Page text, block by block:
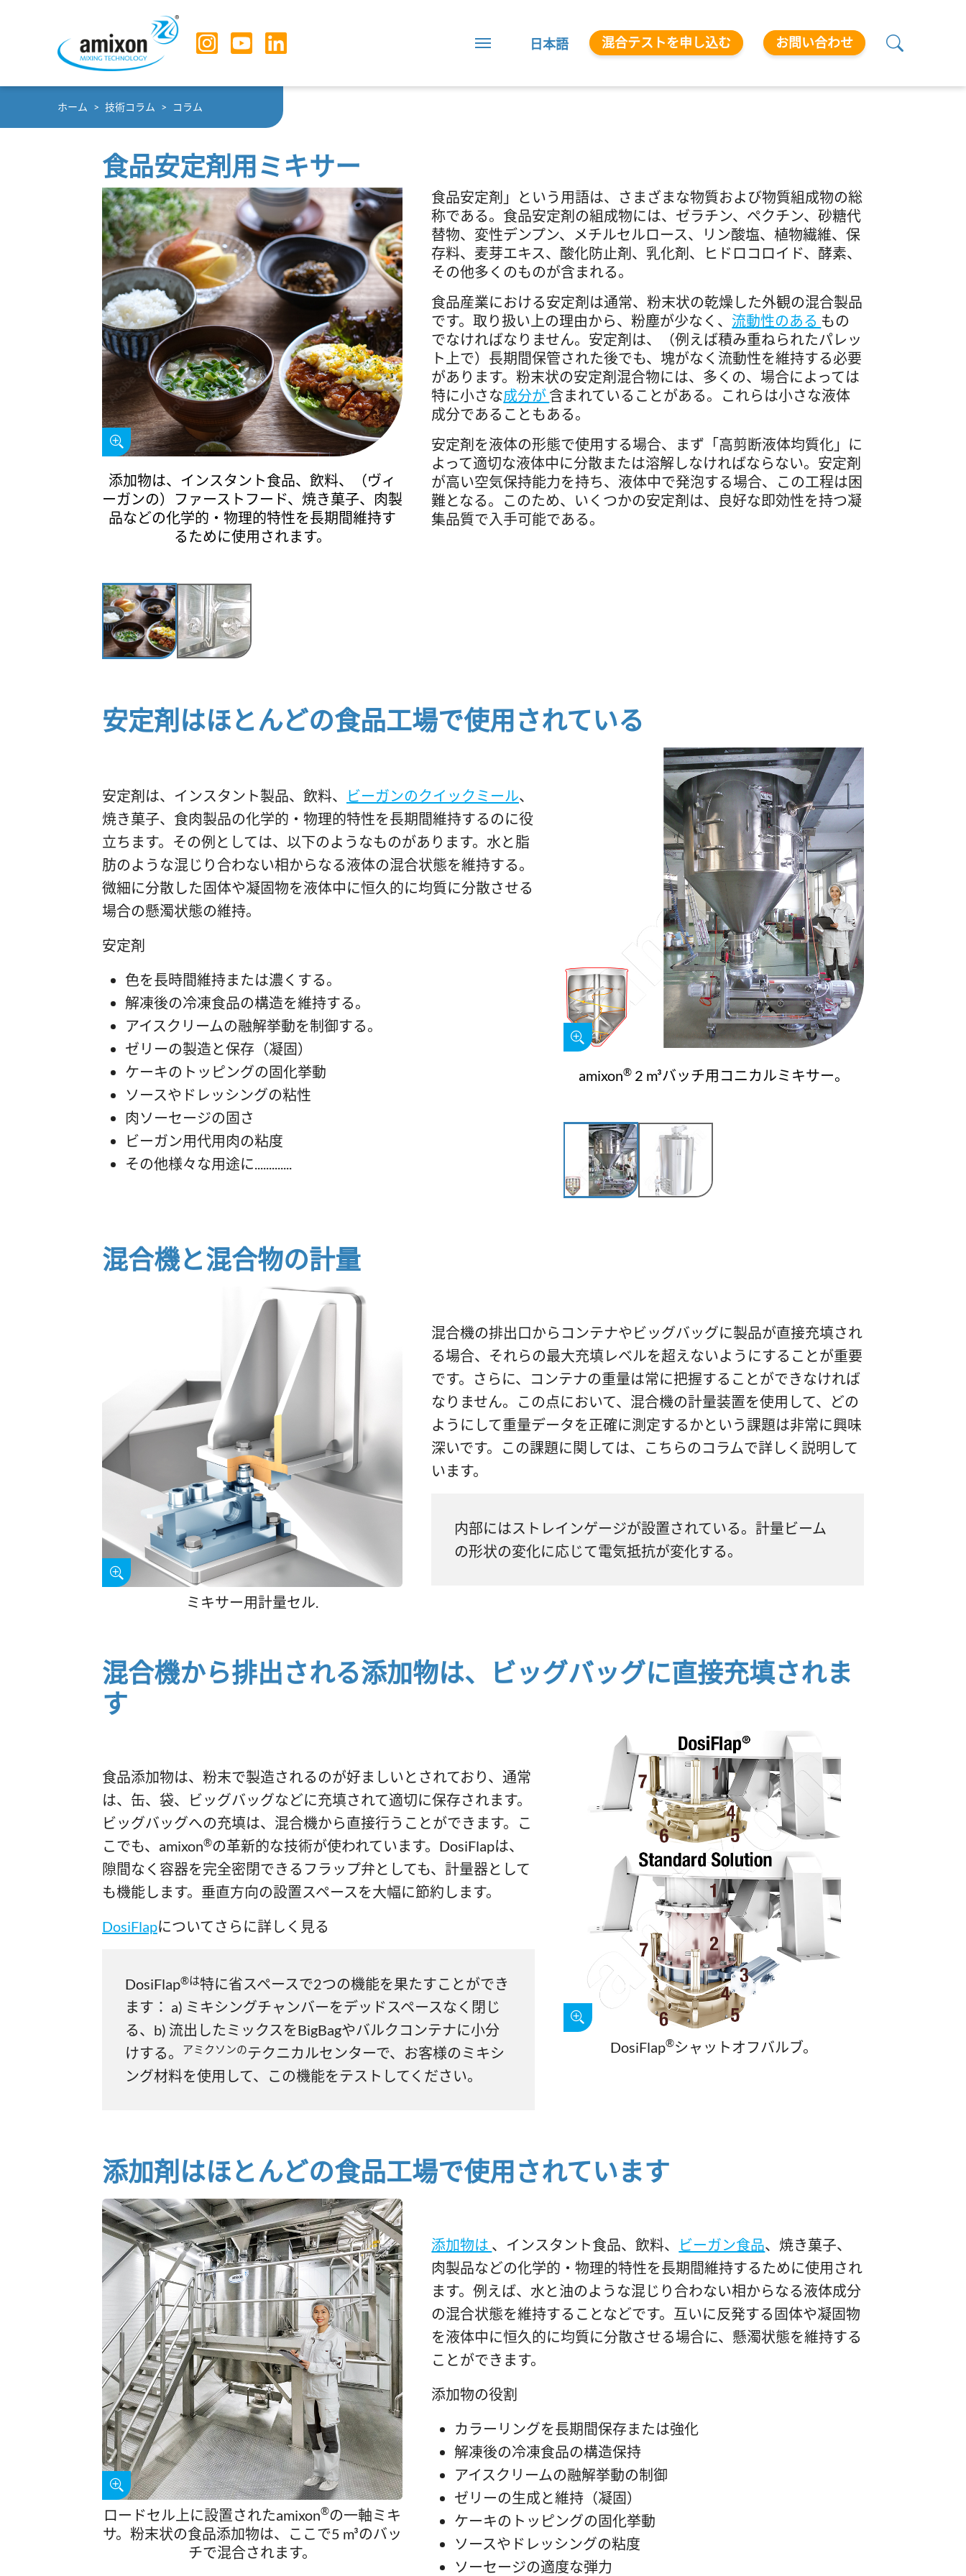
日本語 混合テストを申し込む お問い合わせ
You are here:
ホーム 技術コラム コラム
食品安定剤用ミキサー
添加物は、インスタント食品、飲料、（ヴィ
ーガンの）ファーストフード、焼き菓子、肉製
品などの化学的・物理的特性を長期間維持す
るために使用されます。
食品安定剤」という用語は、さまざまな物質および物質組成物の総
称である。食品安定剤の組成物には、ゼラチン、ペクチン、砂糖代
替物、変性デンプン、メチルセルロース、リン酸塩、植物繊維、保
存料、麦芽エキス、酸化防止剤、乳化剤、ヒドロコロイド、酵素、
その他多くのものが含まれる。
食品産業における安定剤は通常、粉末状の乾燥した外観の混合製品
です。取り扱い上の理由から、粉塵が少なく、 流動性のある もの
でなければなりません。安定剤は、（例えば積み重ねられたパレッ
ト上で）長期間保管された後でも、塊がなく流動性を維持する必要
があります。粉末状の安定剤混合物には、多くの、場合によっては
特に小さな成分が 含まれていることがある。これらは小さな液体
成分であることもある。
安定剤を液体の形態で使用する場合、まず「高剪断液体均質化」に
よって適切な液体中に分散または溶解しなければならない。安定剤
が高い空気保持能力を持ち、液体中で発泡する場合、この工程は困
難となる。このため、いくつかの安定剤は、良好な即効性を持つ凝
集品質で入手可能である。
安定剤はほとんどの食品工場で使用されている
安定剤は、インスタント製品、飲料、 ビーガンのクイックミール、
焼き菓子、食肉製品の化学的・物理的特性を長期間維持するのに役
立ちます。その例としては、以下のようなものがあります。水と脂
肪のような混じり合わない相からなる液体の混合状態を維持する。
微細に分散した固体や凝固物を液体中に恒久的に均質に分散させる
場合の懸濁状態の維持。
安定剤
色を長時間維持または濃くする。
解凍後の冷凍食品の構造を維持する。
アイスクリームの融解挙動を制御する。
ゼリーの製造と保存（凝固）
ケーキのトッピングの固化挙動
ソースやドレッシングの粘性
肉ソーセージの固さ
ビーガン用代用肉の粘度
その他様々な用途に.............
amixon®2 m³バッチ用コニカルミキサー。
混合機と混合物の計量
ミキサー用計量セル.
混合機の排出口からコンテナやビッグバッグに製品が直接充填され
る場合、それらの最大充填レベルを超えないようにすることが重要
です。さらに、コンテナの重量は常に把握することができなければ
なりません。この点において、混合機の計量装置を使用して、どの
ようにして重量データを正確に測定するかという課題は非常に興味
深いです。この課題に関しては、こちらのコラムで詳しく説明して
います。
内部にはストレインゲージが設置されている。計量ビーム
の形状の変化に応じて電気抵抗が変化する。
混合機から排出される添加物は、ビッグバッグに直接充填されま
す
食品添加物は、粉末で製造されるのが好ましいとされており、通常
は、缶、袋、ビッグバッグなどに充填されて適切に保存されます。
ビッグバッグへの充填は、混合機から直接行うことができます。こ
こでも、amixon®の革新的な技術が使われています。DosiFlapは、
隙間なく容器を完全密閉できるフラップ弁としても、計量器として
も機能します。垂直方向の設置スペースを大幅に節約します。
DosiFlapについてさらに詳しく見る
DosiFlap®は特に省スペースで2つの機能を果たすことができ
ます： a) ミキシングチャンバーをデッドスペースなく閉じ
る、b) 流出したミックスをBigBagやバルクコンテナに小分
けする。
アミクソンのテクニカルセンターで、お客様のミキシ
ング材料を使用して、この機能をテストしてください。
DosiFlap®シャットオフバルブ。
添加剤はほとんどの食品工場で使用されています
ロードセル上に設置されたamixon®の一軸ミキ
サ。粉末状の食品添加物は、ここで5 m³のバッ
チで混合されます。
添加物は 、インスタント食品、飲料、 ビーガン食品、焼き菓子、
肉製品などの化学的・物理的特性を長期間維持するために使用され
ます。例えば、水と油のような混じり合わない相からなる液体成分
の混合状態を維持することなどです。互いに反発する固体や凝固物
を液体中に恒久的に均質に分散させる場合に、懸濁状態を維持する
ことができます。
添加物の役割
カラーリングを長期間保存または強化
解凍後の冷凍食品の構造保持
アイスクリームの融解挙動の制御
ゼリーの生成と維持（凝固）
ケーキのトッピングの固化挙動
ソースやドレッシングの粘度
ソーセージの適度な弾力